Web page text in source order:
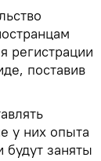
регистрации
поставив
у них опыта
заняты